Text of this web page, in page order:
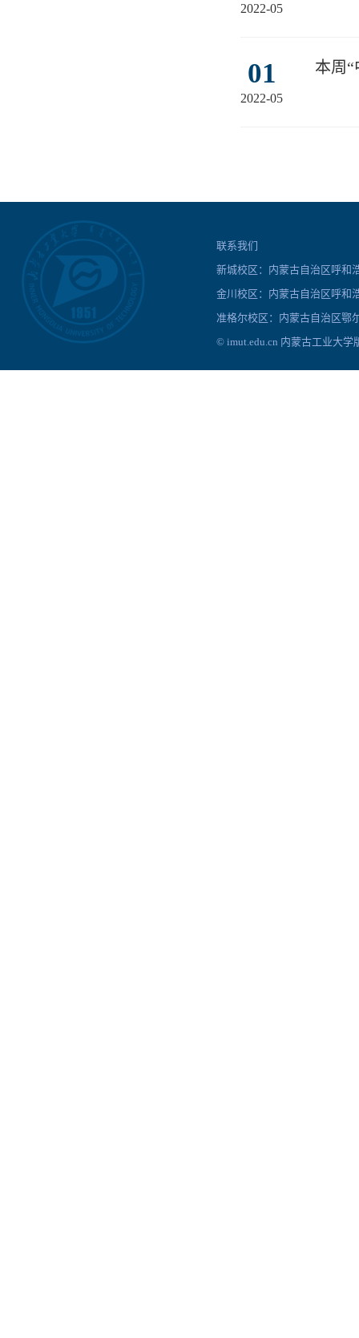
2022-05
01
2022-05
本周
联系我们
新城校区：内蒙古自治区呼
金川校区：内蒙古自治区呼
准格尔校区：内蒙古自治区
© imut.edu.cn 内蒙古工业大